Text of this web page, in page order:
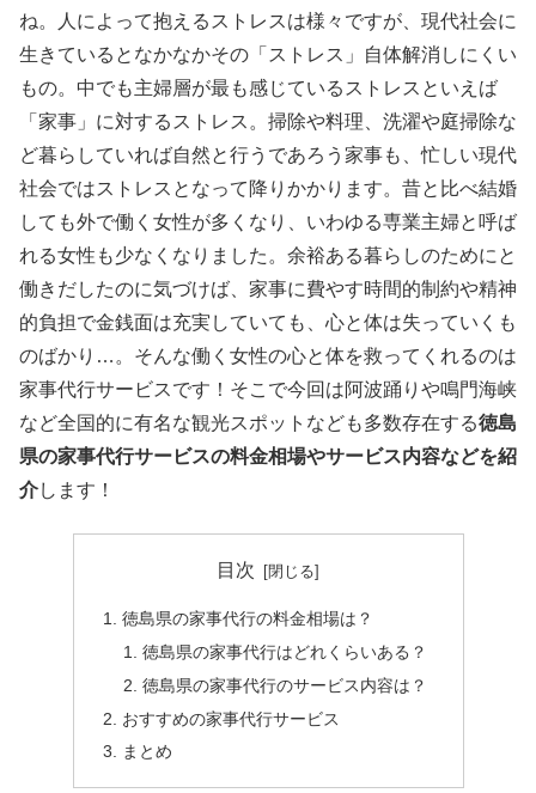
ね。人によって抱えるストレスは様々ですが、現代社会に
生きているとなかなかその「ストレス」自体解消しにくい
もの。中でも主婦層が最も感じているストレスといえば
「家事」に対するストレス。掃除や料理、洗濯や庭掃除な
ど暮らしていれば自然と行うであろう家事も、忙しい現代
社会ではストレスとなって降りかかります。昔と比べ結婚
しても外で働く女性が多くなり、いわゆる専業主婦と呼ば
れる女性も少なくなりました。余裕ある暮らしのためにと
働きだしたのに気づけば、家事に費やす時間的制約や精神
的負担で金銭面は充実していても、心と体は失っていくも
のばかり…。そんな働く女性の心と体を救ってくれるのは
家事代行サービスです！そこで今回は阿波踊りや鳴門海峡
など全国的に有名な観光スポットなども多数存在する徳島
県の家事代行サービスの料金相場やサービス内容などを紹
介します！
目次
徳島県の家事代行の料金相場は？
徳島県の家事代行はどれくらいある？
徳島県の家事代行のサービス内容は？
おすすめの家事代行サービス
まとめ